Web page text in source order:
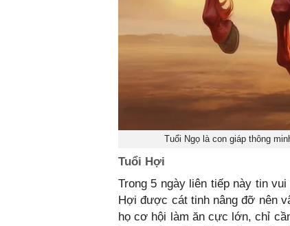
Tuổi Ngọ là con giáp thông
Tuổi Hợi
Trong 5 ngày liên tiếp này tin
Hợi được cát tinh nâng đỡ nên
họ cơ hội làm ăn cực lớn, chỉ